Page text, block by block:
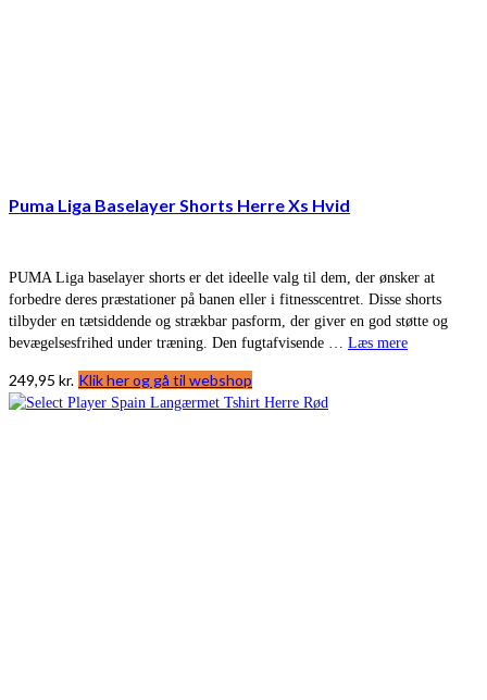
Puma Liga Baselayer Shorts Herre Xs Hvid
PUMA Liga baselayer shorts er det ideelle valg til dem, der ønsker at
forbedre deres præstationer på banen eller i fitnesscentret. Disse shorts
tilbyder en tætsiddende og strækbar pasform, der giver en god støtte og
bevægelsesfrihed under træning. Den fugtafvisende … Læs mere
249,95 kr. Klik her og gå til webshop